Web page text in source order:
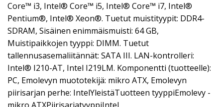
Core™ i3, Intel® Core™ i5, Intel® Core™ i7, Intel®
Pentium®, Intel® Xeon®. Tuetut muistityypit: DDR4-
SDRAM, Sisäinen enimmäismuisti: 64 GB,
Muistipaikkojen tyyppi: DIMM. Tuetut
tallennusasemaliitännät: SATA III. LAN-kontrolleri:
Intel® I210-AT, Intel I219LM. Komponentti (tuotteelle):
PC, Emolevyn muototekijä: mikro ATX, Emolevyn
piirisarjan perhe: IntelYleistäTuotteen tyyppiEmolevy -